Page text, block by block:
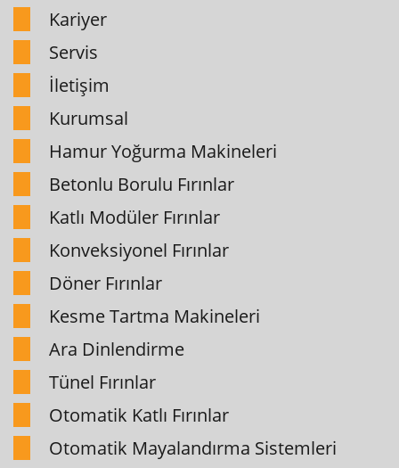
Kariyer
Servis
İletişim
Kurumsal
Hamur Yoğurma Makineleri
Betonlu Borulu Fırınlar
Katlı Modüler Fırınlar
Konveksiyonel Fırınlar
Döner Fırınlar
Kesme Tartma Makineleri
Ara Dinlendirme
Tünel Fırınlar
Otomatik Katlı Fırınlar
Otomatik Mayalandırma Sistemleri